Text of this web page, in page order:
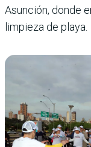
Asunción, donde
limpieza de playa.